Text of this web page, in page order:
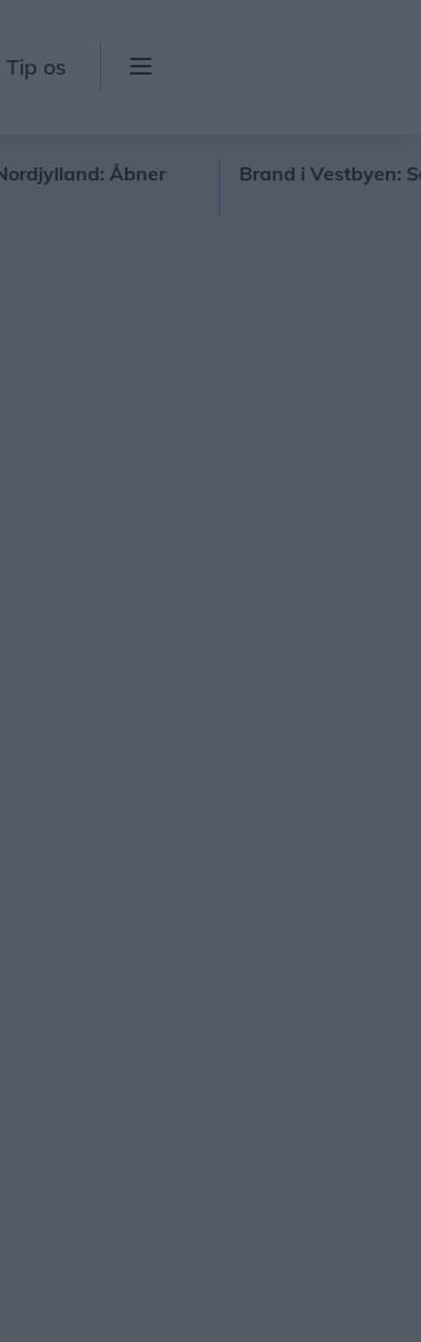
Tip os
Åbner
Brand i Vestbyen: Søg